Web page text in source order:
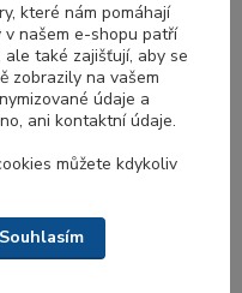
dotykový
naopak)
displejem
nedotykový typ– a
úpravy dalších částí
dotykového a
není možná bez dalších
které nám pomáhají
našem e-shopu patří
ale také zajišťují, aby se
zobrazily na vašem
údaje a
ani kontaktní údaje.
můžete kdykoliv
Souhlasím